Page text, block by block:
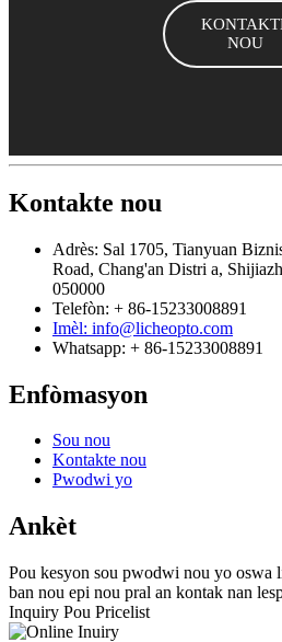
NOU
Kontakte nou
Adrès: Sal 1705, Tianyuan
Road, Chang'an Distri a,
050000
Telefòn: + 86-15233008891
Imèl: info@licheopto.com
Whatsapp: + 86-15233008891
Enfòmasyon
Sou nou
Kontakte nou
Pwodwi yo
Ankèt
Pou kesyon sou pwodwi nou yo oswa
ban nou epi nou pral an kontak nan
Inquiry Pou Pricelist